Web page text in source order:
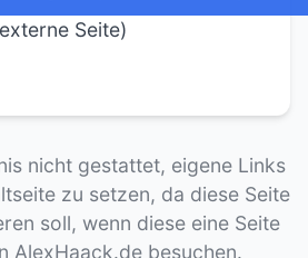
Seite)
nicht gestattet, eigene Links
zu setzen, da diese Seite
soll, wenn diese eine Seite
AlexHaack.de besuchen.